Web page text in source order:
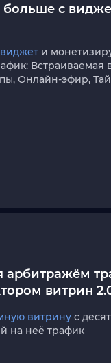
больше с
и
Встраиваемая
Онлайн-эфир,
арбитражём
витрин
витрину с
на неё трафик